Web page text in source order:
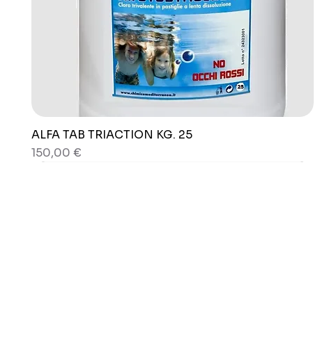
Vista rapida
ALFA TAB TRIACTION KG. 25
Prezzo
150,00 €